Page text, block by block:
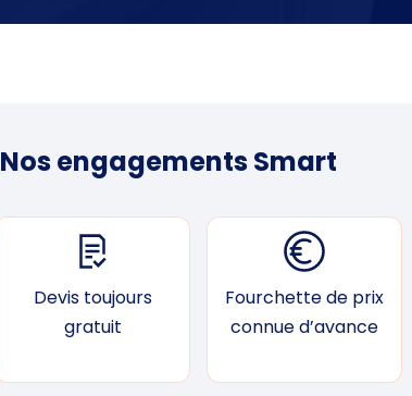
Nos engagements Smart
Devis toujours
gratuit
Fourchette de prix
connue d’avance